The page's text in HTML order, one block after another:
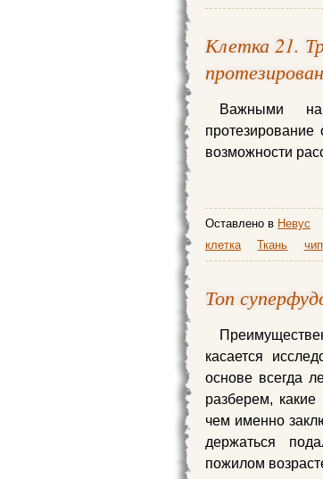
Клетка 21.
Важными
протезирование
возможности
Оставлено в Невус
клетка
Ткань чип
Топ
касается
основе всегда
разберем,
чем именно
держаться
пожилом